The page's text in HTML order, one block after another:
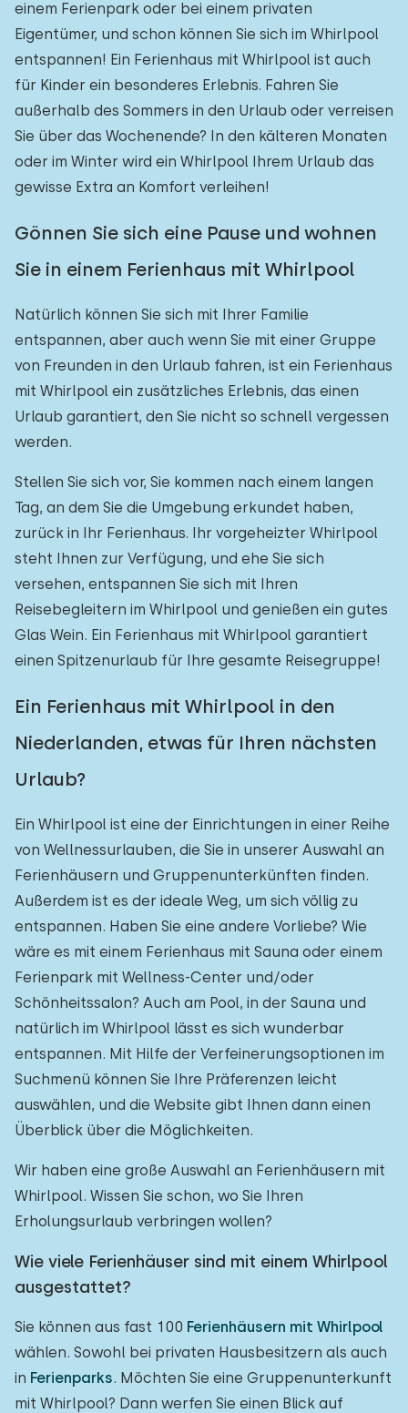
einem Ferienpark oder bei einem privaten
Eigentümer, und schon können Sie sich im Whirlpool
entspannen! Ein Ferienhaus mit Whirlpool ist auch
für Kinder ein besonderes Erlebnis. Fahren Sie
außerhalb des Sommers in den Urlaub oder verreisen
Sie über das Wochenende? In den kälteren Monaten
oder im Winter wird ein Whirlpool Ihrem Urlaub das
gewisse Extra an Komfort verleihen!
Gönnen Sie sich eine Pause und wohnen
Sie in einem Ferienhaus mit Whirlpool
Natürlich können Sie sich mit Ihrer Familie
entspannen, aber auch wenn Sie mit einer Gruppe
von Freunden in den Urlaub fahren, ist ein Ferienhaus
mit Whirlpool ein zusätzliches Erlebnis, das einen
Urlaub garantiert, den Sie nicht so schnell vergessen
werden.
Stellen Sie sich vor, Sie kommen nach einem langen
Tag, an dem Sie die Umgebung erkundet haben,
zurück in Ihr Ferienhaus. Ihr vorgeheizter Whirlpool
steht Ihnen zur Verfügung, und ehe Sie sich
versehen, entspannen Sie sich mit Ihren
Reisebegleitern im Whirlpool und genießen ein gutes
Glas Wein. Ein Ferienhaus mit Whirlpool garantiert
einen Spitzenurlaub für Ihre gesamte Reisegruppe!
Ein Ferienhaus mit Whirlpool in den
Niederlanden, etwas für Ihren nächsten
Urlaub?
Ein Whirlpool ist eine der Einrichtungen in einer Reihe
von Wellnessurlauben, die Sie in unserer Auswahl an
Ferienhäusern und Gruppenunterkünften finden.
Außerdem ist es der ideale Weg, um sich völlig zu
entspannen. Haben Sie eine andere Vorliebe? Wie
wäre es mit einem Ferienhaus mit Sauna oder einem
Ferienpark mit Wellness-Center und/oder
Schönheitssalon? Auch am Pool, in der Sauna und
natürlich im Whirlpool lässt es sich wunderbar
entspannen. Mit Hilfe der Verfeinerungsoptionen im
Suchmenü können Sie Ihre Präferenzen leicht
auswählen, und die Website gibt Ihnen dann einen
Überblick über die Möglichkeiten.
Wir haben eine große Auswahl an Ferienhäusern mit
Whirlpool. Wissen Sie schon, wo Sie Ihren
Erholungsurlaub verbringen wollen?
Wie viele Ferienhäuser sind mit einem Whirlpool
ausgestattet?
Sie können aus fast 100 Ferienhäusern mit Whirlpool
wählen. Sowohl bei privaten Hausbesitzern als auch
in Ferienparks. Möchten Sie eine Gruppenunterkunft
mit Whirlpool? Dann werfen Sie einen Blick auf